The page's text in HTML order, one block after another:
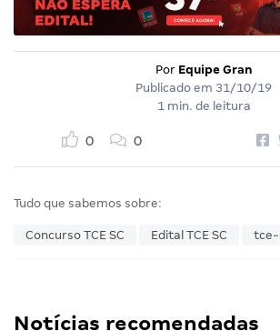
Por Equipe Gran
Publicado em 31/10/19
1 min. de leitura
0 0
Tudo que sabemos sobre:
Concurso TCE SC Edital TCE SC tce-
Notícias recomendadas